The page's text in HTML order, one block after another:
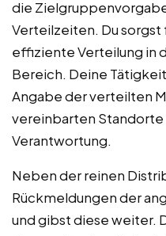
die
Verteilzeiten. Du sorgst
effiziente Verteilung in
Bereich. Deine
Angabe der verteilten
vereinbarten
Verantwortung.
Neben der reinen
Rückmeldungen der
und gibst diese weiter.